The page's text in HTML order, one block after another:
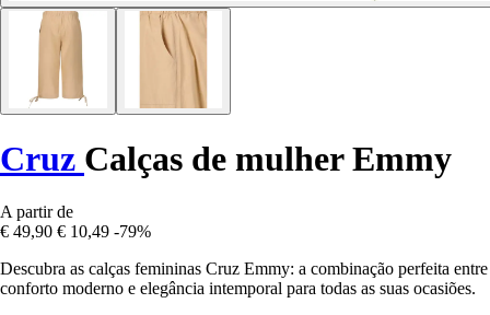
Cruz Calças de mulher Emmy
A partir de
€ 49,90 € 10,49 -79%
Descubra as calças femininas Cruz Emmy: a combinação perfeita entre
conforto moderno e elegância intemporal para todas as suas ocasiões.